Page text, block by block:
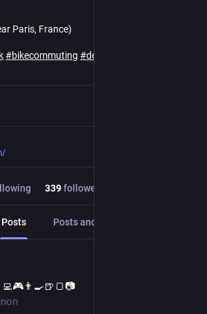
Paris, France)
#bikecommuting #dev
339followers
Posts Posts and replies